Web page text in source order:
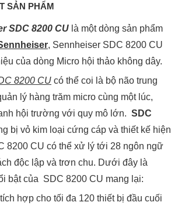
SẢN PHẨM
SDC 8200 CU là một dòng sản phẩm
, Sennheiser SDC 8200 CU
của dòng Micro hội thảo không dây.
8200 CU có thể coi là bộ não trung
lý hàng trăm micro cùng một lúc,
hội trường với quy mô lớn. SDC
bị vỏ kim loại cứng cáp và thiết kế hiện
8200 CU có thể xử lý tới 28 ngôn ngữ
độc lập và trơn chu. Dưới đây là
bật của SDC 8200 CU mang lại:
hợp cho tối đa 120 thiết bị đầu cuối